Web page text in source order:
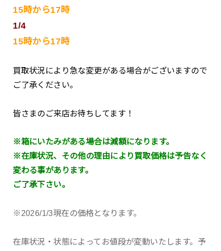
15時から17時
1/4
15時から17時
買取状況により急な変更がある場合がございますので
ご了承ください。
皆さまのご来店お待ちしてます！
※箱にいたみがある場合は減額になります。
※在庫状況、その他の理由により買取価格は予告なく
変わる事があります。
ご了承下さい。
※2026/1/3現在の価格となります。
在庫状況・状態によってお値段が変動いたします。予